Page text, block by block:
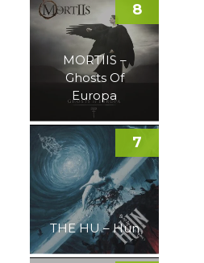
MORTIIS –
Ghosts Of
Europa
8
THE HU – Hun
7